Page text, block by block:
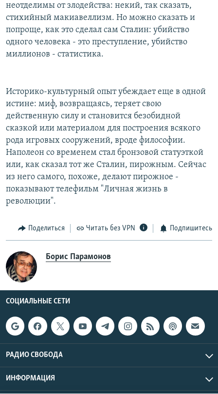
неотделимы от злодейства: некий, так сказать,
стихийный макиавеллизм. Но можно сказать и
попроще, как это сделал сам Сталин: убийство
одного человека - это преступление, убийство
миллионов - статистика.
Историко-культурный опыт убеждает еще в одной
истине: миф, возвращаясь, теряет свою
действенную силу и становится безобидной
сказкой или материалом для построения всякого
рода игровых сооружений, вроде философии.
Наполеон со временем стал бронзовой статуэткой
или, как сказал тот же Сталин, пирожным. Сейчас
из него самого, похоже, делают пирожное -
показывают телефильм "Личная жизнь в
революции".
Поделиться Читать без VPN Подпишитесь
Борис Парамонов
СОЦИАЛЬНЫЕ СЕТИ
РАДИО СВОБОДА
ИНФОРМАЦИЯ